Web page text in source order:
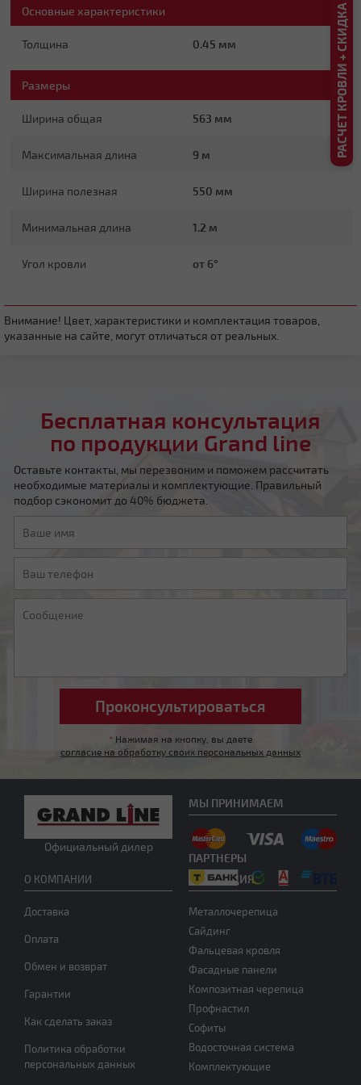
Основные характеристики
Толщина 0.45 мм
Размеры
Ширина общая 563 мм
Максимальная длина 9 м
Ширина полезная 550 мм
Минимальная длина 1.2 м
Угол кровли от 6°
Внимание! Цвет, характеристики и комплектация товаров,
указанные на сайте, могут отличаться от реальных.
Бесплатная консультация
по продукции Grand line
Оставьте контакты, мы перезвоним и поможем рассчитать
необходимые материалы и комплектующие. Правильный
подбор сэкономит до 40% бюджета.
* Нажимая на кнопку, вы даете
согласие на обработку своих персональных данных
Официальный дилер
О КОМПАНИИ
Доставка
Оплата
Обмен и возврат
Гарантии
Как сделать заказ
Политика обработки
персональных данных
ПРОДУКЦИЯ
Металлочерепица
Сайдинг
Фальцевая кровля
Фасадные панели
Композитная черепица
Профнастил
Софиты
Водосточная система
Комплектующие
МЫ ПРИНИМАЕМ
ПАРТНЕРЫ
РАСЧЕТ КРОВЛИ + СКИДКА ДО 20%
Четырехскатная вальмовая
Четырехскатная шатровая
Мансардная ломаная
Нужна консультация